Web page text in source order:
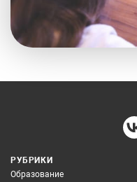
РУБРИКИ
Образование